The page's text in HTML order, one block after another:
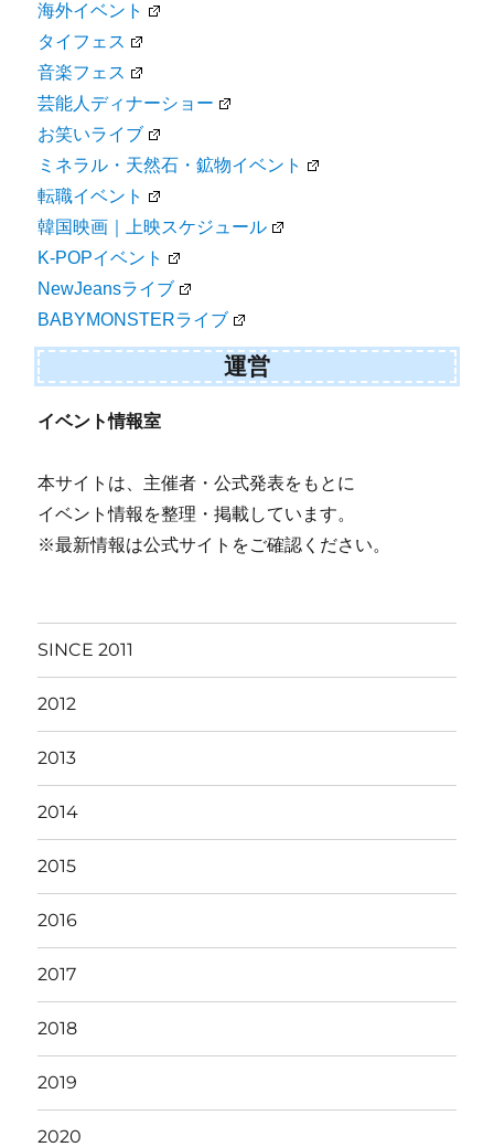
海外イベント
タイフェス
音楽フェス
芸能人ディナーショー
お笑いライブ
ミネラル・天然石・鉱物イベント
転職イベント
韓国映画｜上映スケジュール
K-POPイベント
NewJeansライブ
BABYMONSTERライブ
運営
イベント情報室
本サイトは、主催者・公式発表をもとに
イベント情報を整理・掲載しています。
※最新情報は公式サイトをご確認ください。
SINCE 2011
2012
2013
2014
2015
2016
2017
2018
2019
2020